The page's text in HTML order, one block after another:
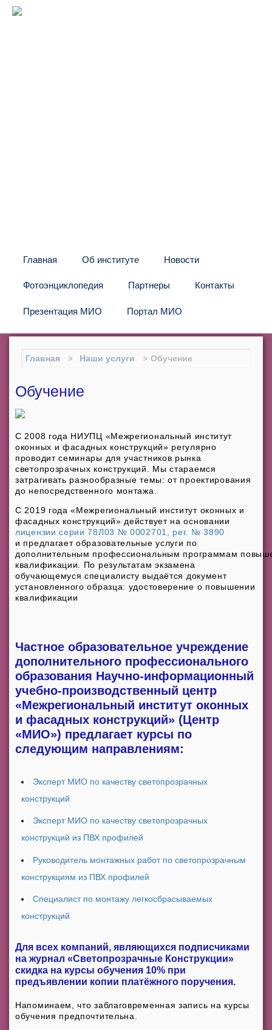
Главная Об институте Новости
Фотоэнциклопедия Партнеры Контакты
Презентация МИО Портал МИО
Главная Наши услуги Обучение
Обучение
С 2008 года НИУПЦ «Межрегиональный институт
оконных и фасадных конструкций» регулярно
проводит семинары для участников рынка
светопрозрачных конструкций. Мы стараемся
затрагивать разнообразные темы: от проектирования
до непосредственного монтажа.
С 2019 года «Межрегиональный институт оконных и
фасадных конструкций» действует на основании
лицензии серии 78Л03 № 0002701, рег. № 3890
и предлагает образовательные услуги по
дополнительным профессиональным программам
квалификации. По результатам экзамена
обучающемуся специалисту выдаётся документ
установленного образца: удостоверение о повышении
квалификации
Частное образовательное учреждение
дополнительного профессионального
образования Научно-информационный
учебно-производственный центр
«Межрегиональный институт оконных
и фасадных конструкций» (Центр
«МИО») предлагает курсы по
следующим направлениям:
Эксперт МИО по качеству светопрозрачных
конструкций
Эксперт МИО по качеству светопрозрачных
конструкций из ПВХ профилей
Руководитель монтажных работ по светопрозрачным
конструкциям из ПВХ профилей
Специалист по монтажу легкосбрасываемых
конструкций
Для всех компаний, являющихся подписчиками
на журнал «Светопрозрачные Конструкции»
скидка на курсы обучения 10% при
предъявлении копии платёжного поручения.
Напоминаем, что заблаговременная запись на курсы
обучения предпочтительна.